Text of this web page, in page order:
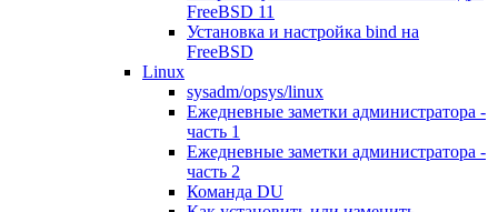
FreeBSD 11
Установка и настройка bind на
FreeBSD
Linux
sysadm/opsys/linux
Ежедневные заметки администратора -
часть 1
Ежедневные заметки администратора -
часть 2
Команда DU